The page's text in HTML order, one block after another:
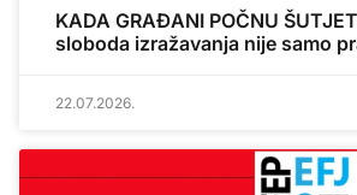
KADA GRAĐANI POČNU
sloboda izražavanja nije samo
22.07.2026.